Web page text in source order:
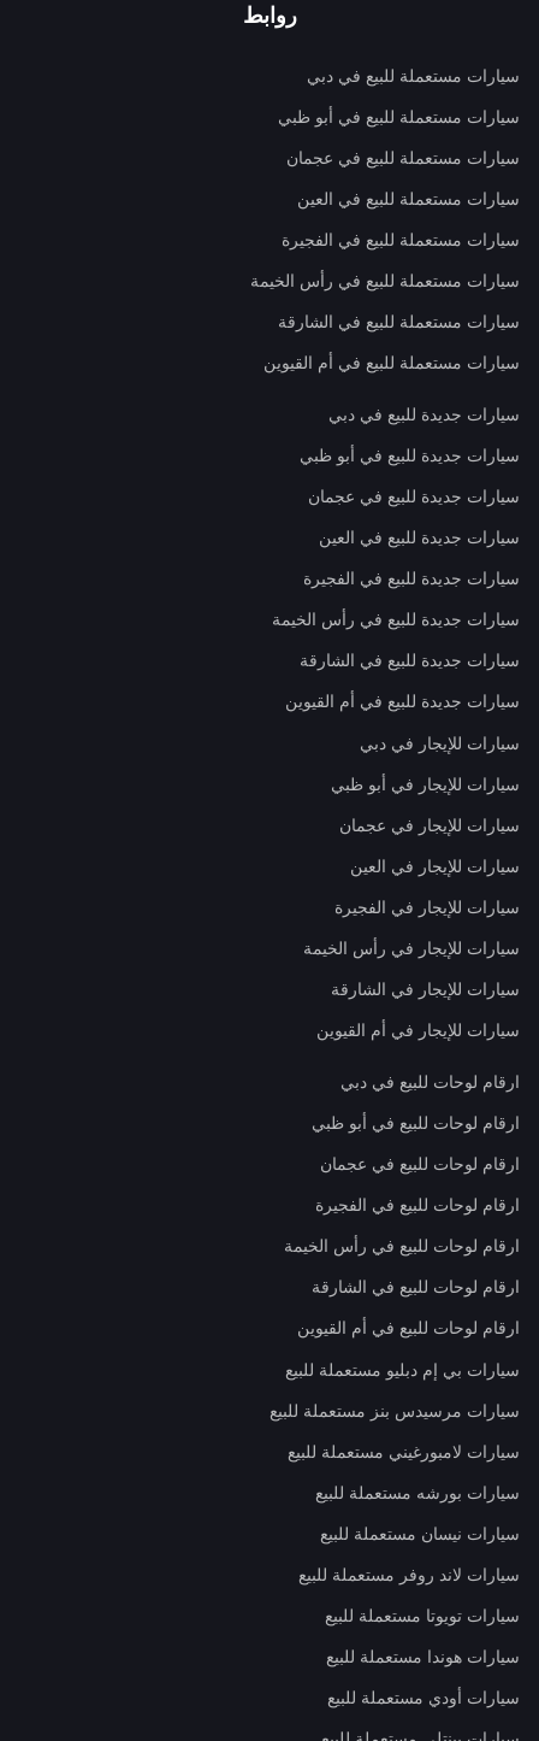
روابط
سيارات مستعملة للبيع في دبي
سيارات مستعملة للبيع في أبو ظبي
سيارات مستعملة للبيع في عجمان
سيارات مستعملة للبيع في العين
سيارات مستعملة للبيع في الفجيرة
سيارات مستعملة للبيع في رأس الخيمة
سيارات مستعملة للبيع في الشارقة
سيارات مستعملة للبيع في أم القيوين
سيارات جديدة للبيع في دبي
سيارات جديدة للبيع في أبو ظبي
سيارات جديدة للبيع في عجمان
سيارات جديدة للبيع في العين
سيارات جديدة للبيع في الفجيرة
سيارات جديدة للبيع في رأس الخيمة
سيارات جديدة للبيع في الشارقة
سيارات جديدة للبيع في أم القيوين
سيارات للإيجار في دبي
سيارات للإيجار في أبو ظبي
سيارات للإيجار في عجمان
سيارات للإيجار في العين
سيارات للإيجار في الفجيرة
سيارات للإيجار في رأس الخيمة
سيارات للإيجار في الشارقة
سيارات للإيجار في أم القيوين
ارقام لوحات للبيع في دبي
ارقام لوحات للبيع في أبو ظبي
ارقام لوحات للبيع في عجمان
ارقام لوحات للبيع في الفجيرة
ارقام لوحات للبيع في رأس الخيمة
ارقام لوحات للبيع في الشارقة
ارقام لوحات للبيع في أم القيوين
سيارات بي إم دبليو مستعملة للبيع
سيارات مرسيدس بنز مستعملة للبيع
سيارات لامبورغيني مستعملة للبيع
سيارات بورشه مستعملة للبيع
سيارات نيسان مستعملة للبيع
سيارات لاند روفر مستعملة للبيع
سيارات تويوتا مستعملة للبيع
سيارات هوندا مستعملة للبيع
سيارات أودي مستعملة للبيع